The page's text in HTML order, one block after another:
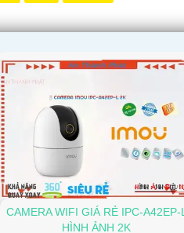
CAMERA WIFI GIÁ RẺ IPC-A42EP-L
HÌNH ẢNH 2K